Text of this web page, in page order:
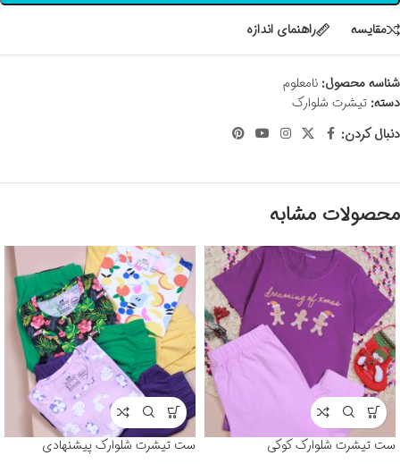
مقايسه راهنمای اندازه
شناسه محصول: نامعلوم
دسته: تیشرت شلوارک
دنبال کردن:
محصولات مشابه
ست تیشرت شلوارک کوکی
ست تیشرت شلوارک پیشنهادی